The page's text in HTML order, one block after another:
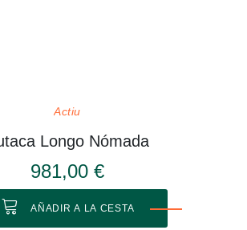
Actiu
Longo Nómada
981,00 €
AÑADIR A LA CESTA